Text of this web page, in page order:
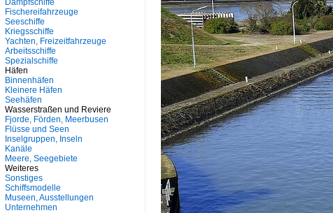
Dampfschiffe
Fischereifahrzeuge
Seeschiffe
Kriegsschiffe
Yachten, Freizeitfahrzeuge
Arbeitsschiffe
Spezialschiffe
Häfen
Binnenhäfen
Kleinere Häfen
Seehäfen
Wasserstraßen und Reviere
Fjorde, Förden, Meerbusen
Flüsse und Seen
Inselgruppen, Inseln
Kanäle
Meere, Seegebiete
Weiteres
Sonstiges
Schiffsmodelle
Museen, Ausstellungen
Unternehmen